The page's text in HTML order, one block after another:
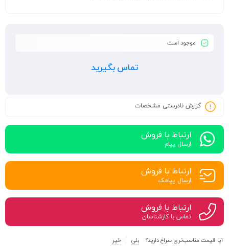
موجود است
تماس بگیرید
گزارش نادرستی مشخصات
ارتباط با فروش
ارسال پیام
ارتباط با فروش
ارسال پیامک
ارتباط با فروش
تماس با کارشناسان
آیا قیمت مناسب‌تری سراغ دارید؟ بلی خیر